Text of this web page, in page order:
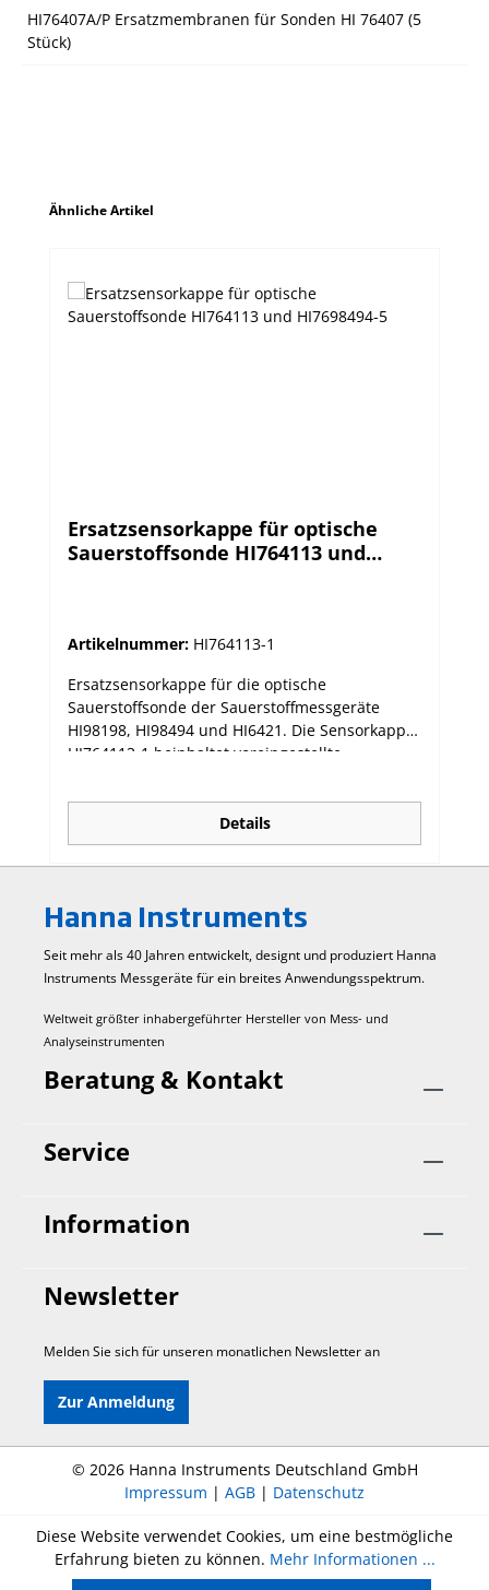
HI76407A/P Ersatzmembranen für Sonden HI 76407 (5
Stück)
Produktgalerie überspringen
Ähnliche Artikel
Ersatzsensorkappe für optische
Sauerstoffsonde HI764113 und
Artikelnummer: HI764113-1
Ersatzsensorkappe für die optische
Sauerstoffsonde der Sauerstoffmessgeräte
HI98198, HI98494 und HI6421. Die Sensorkappe
HI764113-1 beinhaltet voreingestellte
Sonde weitergeleitet werden. Die Daten sind in
einem RFID-Chip gespeichert. Wird die Smart
Cap mit einer anderen Sonde verwendet,
bleiben die Kalibrierdaten erhalten. • Die Smart
ausgetauscht werden. • Das Installationsdatum
Sondeninformationen gespeichert.
Details
Hanna Instruments
Seit mehr als 40 Jahren entwickelt, designt und produziert Hanna
Instruments Mess­geräte für ein breites Anwendungs­spektrum.
Weltweit größter inhabergeführter Hersteller von Mess- und
Analyseinstrumenten
Beratung & Kontakt
Service
Information
Newsletter
Melden Sie sich für unseren monatlichen Newsletter an
Zur Anmeldung
© 2026 Hanna Instruments Deutschland GmbH
Impressum | AGB | Datenschutz
Diese Website verwendet Cookies, um eine bestmögliche
Erfahrung bieten zu können. Mehr Informationen ...